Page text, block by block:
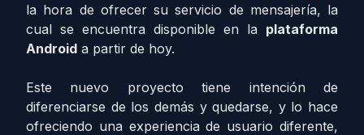
la hora de ofrecer su servicio de mensajería, la
cual se encuentra disponible en la plataforma
Android a partir de hoy.
Este nuevo proyecto tiene intención de
diferenciarse de los demás y quedarse, y lo hace
ofreciendo una experiencia de usuario diferente,